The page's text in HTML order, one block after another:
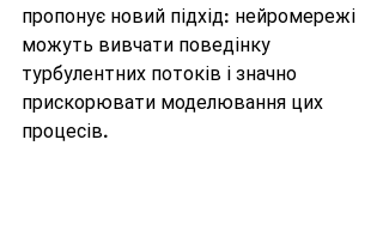
пропонує новий підхід: нейромережі
можуть вивчати поведінку
турбулентних потоків і значно
прискорювати моделювання цих
процесів.